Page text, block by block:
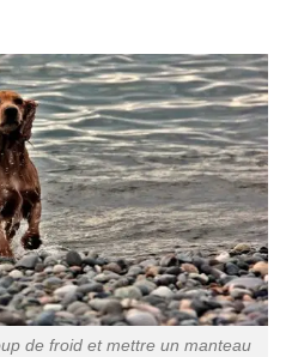
de froid et mettre un manteau